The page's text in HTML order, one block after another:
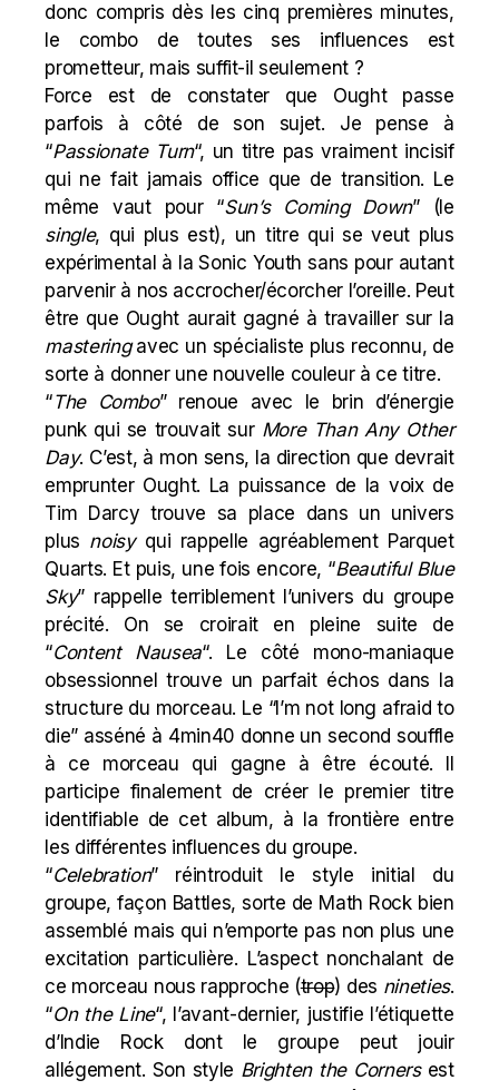
donc compris dès les cinq premières minutes,
le combo de toutes ses influences est
prometteur, mais suffit-il seulement ?
Force est de constater que Ought passe
parfois à côté de son sujet. Je pense à
“Passionate Turn“, un titre pas vraiment incisif
qui ne fait jamais office que de transition. Le
même vaut pour “Sun’s Coming Down” (le
single, qui plus est), un titre qui se veut plus
expérimental à la Sonic Youth sans pour autant
parvenir à nos accrocher/écorcher l’oreille. Peut
être que Ought aurait gagné à travailler sur la
masteringavec un spécialiste plus reconnu, de
sorte à donner une nouvelle couleur à ce titre.
“The Combo” renoue avec le brin d’énergie
punk qui se trouvait sur More Than Any Other
Day. C’est, à mon sens, la direction que devrait
emprunter Ought. La puissance de la voix de
Tim Darcy trouve sa place dans un univers
plus noisyqui rappelle agréablement Parquet
Quarts. Et puis, une fois encore, “Beautiful Blue
Sky” rappelle terriblement l’univers du groupe
précité. On se croirait en pleine suite de
“Content Nausea“. Le côté mono-maniaque
obsessionnel trouve un parfait échos dans la
structure du morceau. Le “I’m not long afraid to
die” asséné à 4min40 donne un second souffle
à ce morceau qui gagne à être écouté. Il
participe finalement de créer le premier titre
identifiable de cet album, à la frontière entre
les différentes influences du groupe.
“Celebration” réintroduit le style initial du
groupe, façon Battles, sorte de Math Rock bien
assemblé mais qui n’emporte pas non plus une
excitation particulière. L’aspect nonchalant de
ce morceau nous rapproche (trop) des nineties.
“On the Line“, l’avant-dernier, justifie l’étiquette
d’Indie Rock dont le groupe peut jouir
allégement. Son style Brighten the Cornersest